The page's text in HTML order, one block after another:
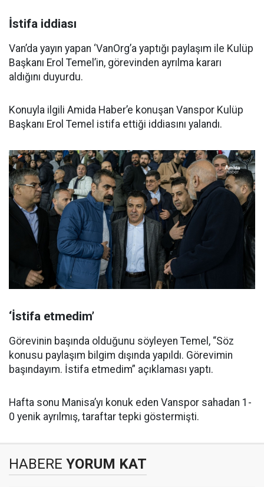
İstifa iddiası
Van’da yayın yapan ‘VanOrg’a yaptığı paylaşım ile Kulüp
Başkanı Erol Temel’in, görevinden ayrılma kararı
aldığını duyurdu.
Konuyla ilgili Amida Haber’e konuşan Vanspor Kulüp
Başkanı Erol Temel istifa ettiği iddiasını yalandı.
‘İstifa etmedim’
Görevinin başında olduğunu söyleyen Temel, “Söz
konusu paylaşım bilgim dışında yapıldı. Görevimin
başındayım. İstifa etmedim” açıklaması yaptı.
Hafta sonu Manisa’yı konuk eden Vanspor sahadan 1-
0 yenik ayrılmış, taraftar tepki göstermişti.
HABERE YORUM KAT